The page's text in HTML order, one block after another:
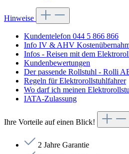
Hinweise
Kundentelefon 044 5 866 866
Info IV & AHV
Infos - Reisen mit dem
Kundenbewertungen
Der passende Rollstuhl - Rolli
Regeln für Elektrorollstuhlfahrer
Wo darf ich meinen
IATA-Zulassung
Ihre Vorteile auf einen Blick!
2 Jahre Garantie